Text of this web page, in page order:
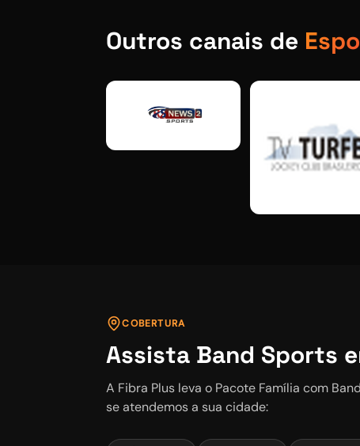
Outros canais de
COBERTURA
Assista Band Sports
A Fibra Plus leva o Pacote Família com
se atendemos a sua cidade: